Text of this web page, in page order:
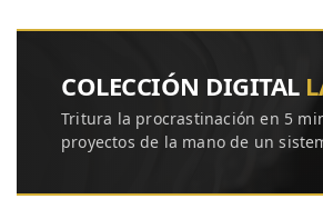
COLECCIÓN DIGITAL
Tritura la procrastinación en 5
proyectos de la mano de un